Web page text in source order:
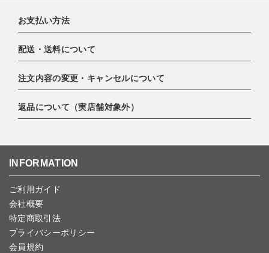
お支払い方法
下記お支払い方法よりお選びいただけます。
EXPRESS,Diners Club）
・PayPay
配送・送料について
配達業者：日本郵便
ゆうパック 800円
北海道：1,400円
ゆうパケット全国一律：360円
注文内容の変更・キャンセルについて
ご注文日当日から翌日のAM9:00までにご連絡頂いた場合はキャン
予約商品など一部キャンセルが出来ない場合がございます。あらか
じめご了承ください。
返品について（実店舗対象外）
INFORMATION
ご利用ガイド
会社概要
特定商取引法
プライバシーポリシー
会員規約